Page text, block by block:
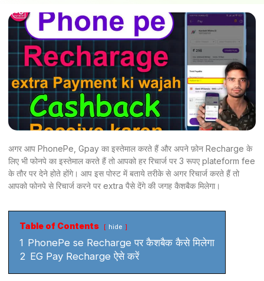
अगर आप PhonePe, Gpay का इस्तेमाल करते हैं और अपने फ़ोन Recharge के
लिए भी फोनपे का इस्तेमाल करते हैं तो आपको हर रिचार्ज पर 3 रूपए plateform fee
के तौर पर देने होते होंगे। आप इस पोस्ट में बताये तरीके से अगर रिचार्ज करते हैं तो
आपको फोनपे से रिचार्ज करने पर extra पैसे देंगे की जगह कैशबैक मिलेगा।
Table of Contents hide
1 PhonePe se Recharge पर कैशबैक कैसे मिलेगा
2 EG Pay Recharge ऐसे करें